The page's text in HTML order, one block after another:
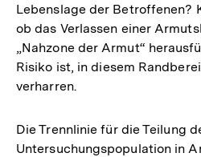
Lebenslage der Betroffenen?
ob das Verlassen einer
„Nahzone der Armut“
Risiko ist, in diesem
verharren.
Die Trennlinie für die Teilung
Untersuchungspopulation in